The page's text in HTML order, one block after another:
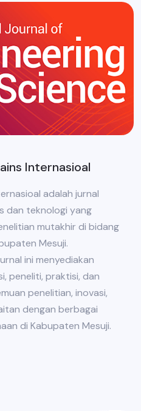
Internasioal
adalah jurnal
dan teknologi yang
mutakhir di bidang
Mesuji.
ini menyediakan
peneliti, praktisi, dan
penelitian, inovasi,
dengan berbagai
di Kabupaten Mesuji.